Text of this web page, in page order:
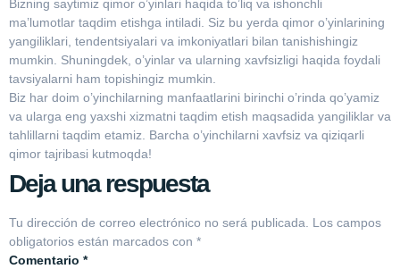
Bizning saytimiz qimor o’yinlari haqida to’liq va ishonchli
ma’lumotlar taqdim etishga intiladi. Siz bu yerda qimor o’yinlarining
yangiliklari, tendentsiyalari va imkoniyatlari bilan tanishishingiz
mumkin. Shuningdek, o’yinlar va ularning xavfsizligi haqida foydali
tavsiyalarni ham topishingiz mumkin.
Biz har doim o’yinchilarning manfaatlarini birinchi o’rinda qo’yamiz
va ularga eng yaxshi xizmatni taqdim etish maqsadida yangiliklar va
tahlillarni taqdim etamiz. Barcha o’yinchilarni xavfsiz va qiziqarli
qimor tajribasi kutmoqda!
Deja una respuesta
Tu dirección de correo electrónico no será publicada.
Los campos
obligatorios están marcados con *
Comentario *